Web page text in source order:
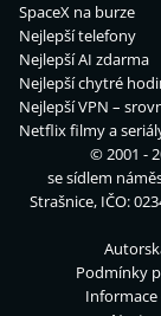
SpaceX na burze
Nejlepší telefony
Nejlepší AI zdarma
Nejlepší chytré
Nejlepší VPN –
Netflix filmy a
© 2001 -
se sídlem
Strašnice, IČO:
Podmínky